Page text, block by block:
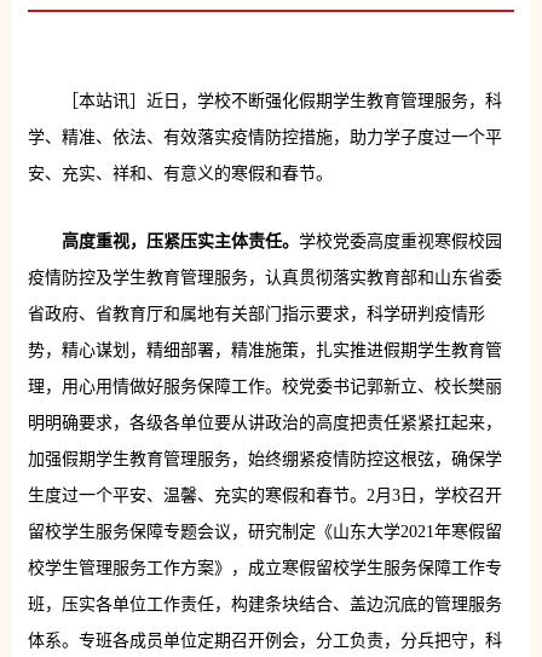
［本站讯］近日，学校不断强化假期学生教育管理服务，科
学、精准、依法、有效落实疫情防控措施，助力学子度过一个平
安、充实、祥和、有意义的寒假和春节。
高度重视，压紧压实主体责任。 学校党委高度重视寒假校园
疫情防控及学生教育管理服务，认真贯彻落实教育部和山东省委
省政府、省教育厅和属地有关部门指示要求，科学研判疫情形
势，精心谋划，精细部署，精准施策，扎实推进假期学生教育管
理，用心用情做好服务保障工作。校党委书记郭新立、校长樊丽
明明确要求，各级各单位要从讲政治的高度把责任紧紧扛起来，
加强假期学生教育管理服务，始终绷紧疫情防控这根弦，确保学
生度过一个平安、温馨、充实的寒假和春节。2月3日，学校召开
留校学生服务保障专题会议，研究制定《山东大学2021年寒假留
校学生管理服务工作方案》，成立寒假留校学生服务保障工作专
班，压实各单位工作责任，构建条块结合、盖边沉底的管理服务
体系。专班各成员单位定期召开例会，分工负责，分兵把守，科